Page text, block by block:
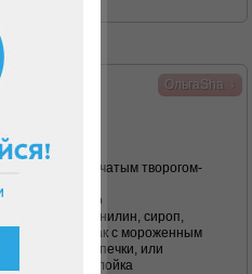
ОльгаSha
йогурт
и крупинчатым творогом-
- очень вкусно
или кефир, ванилин, сироп,
почти как с мороженным
выпечки, или
прослойка